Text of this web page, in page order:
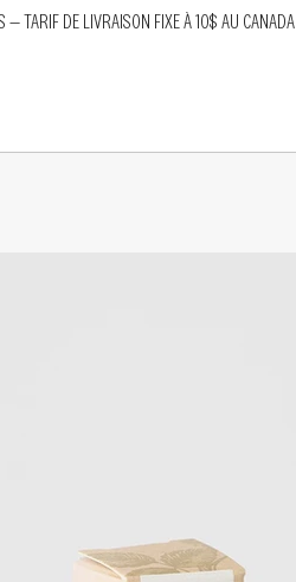
— TARIF DE LIVRAISON FIXE À 10$ AU CANADA